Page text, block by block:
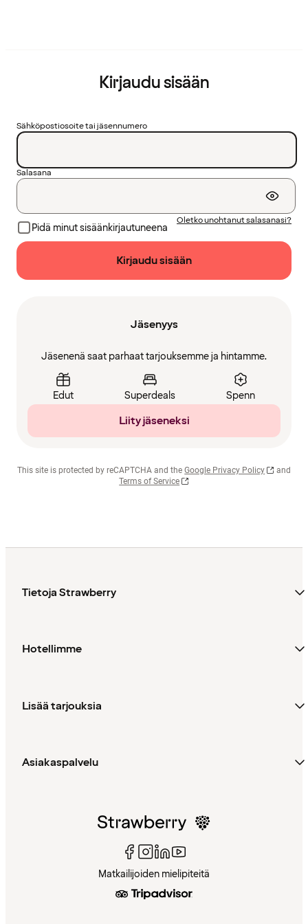
Kirjaudu sisään
Sähköpostiosoite tai jäsennumero
Salasana
Pidä minut sisäänkirjautuneena
Oletko unohtanut salasanasi?
Kirjaudu sisään
Jäsenyys
Jäsenenä saat parhaat tarjouksemme ja hintamme.
Edut Superdeals Spenn
Liity jäseneksi
This site is protected by reCAPTCHA and the Google Privacy Policy
and
Terms of Service
Tietoja Strawberry
Hotellimme
Lisää tarjouksia
Asiakaspalvelu
Matkailijoiden mielipiteitä